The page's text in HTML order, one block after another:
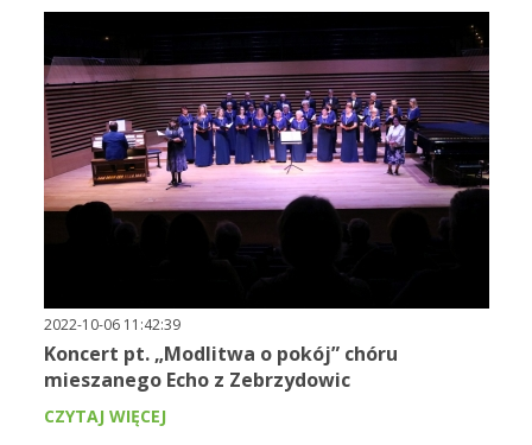
2022-10-06 11:42:39
Koncert pt. „Modlitwa o pokój” chóru
mieszanego Echo z Zebrzydowic
CZYTAJ WIĘCEJ